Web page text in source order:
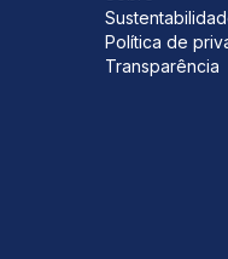
Política de
Transparência